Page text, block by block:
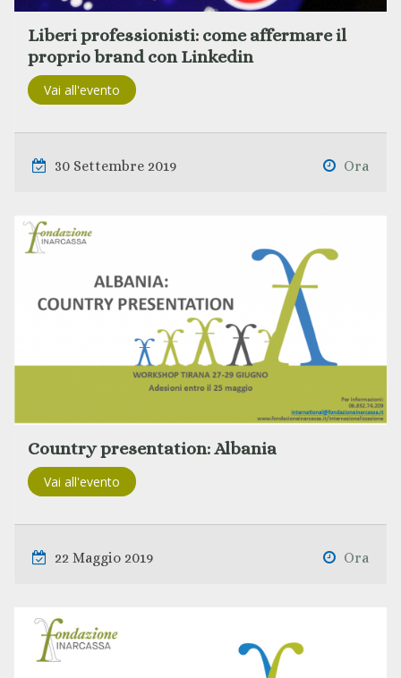
Liberi professionisti: come affermare il
proprio brand con Linkedin
Vai all'evento
30 Settembre 2019 Ora
Country presentation: Albania
Vai all'evento
22 Maggio 2019 Ora